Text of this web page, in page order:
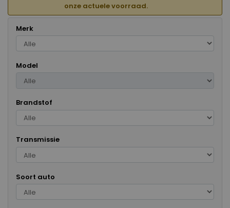
onze actuele voorraad.
Merk
Model
Brandstof
Transmissie
Soort auto